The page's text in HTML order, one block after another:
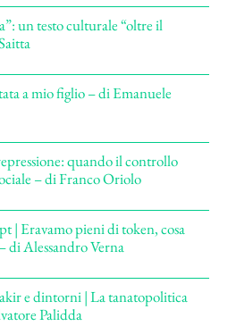
un testo culturale “oltre il
a mio figlio – di Emanuele
quando il controllo
– di Franco Oriolo
| Eravamo pieni di token, cosa
di Alessandro Verna
e dintorni | La tanatopolitica
Palidda